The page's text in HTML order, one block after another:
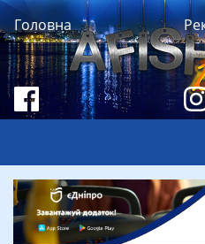
Головна